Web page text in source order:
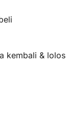
kembali &